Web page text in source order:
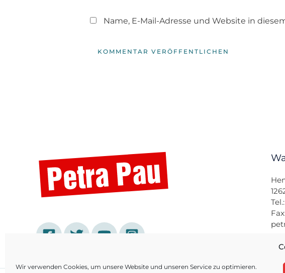
Wir verwenden Cookies, um unsere Website und unseren Service zu optimieren.
Name, E-Mail-Adresse und Website in